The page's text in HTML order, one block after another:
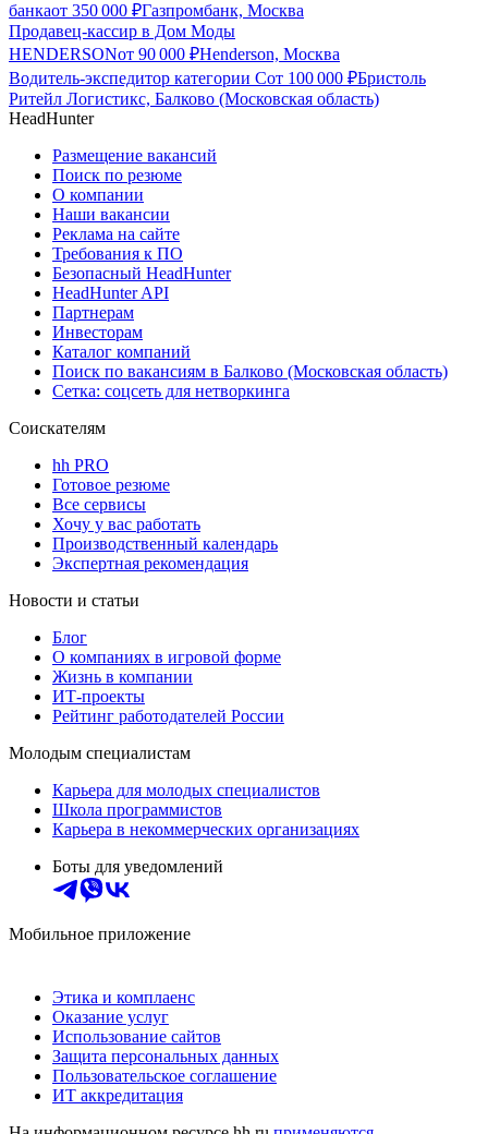
банкаот 350 000 ₽Газпромбанк, Москва
Продавец-кассир в Дом Моды
HENDERSONот 90 000 ₽Henderson, Москва
Водитель-экспедитор категории Сот 100 000 ₽Бристоль
Ритейл Логистикс, Балково (Московская область)
HeadHunter
Размещение вакансий
Поиск по резюме
О компании
Наши вакансии
Реклама на сайте
Требования к ПО
Безопасный HeadHunter
HeadHunter API
Партнерам
Инвесторам
Каталог компаний
Поиск по вакансиям в Балково (Московская область)
Сетка: соцсеть для нетворкинга
Соискателям
hh PRO
Готовое резюме
Все сервисы
Хочу у вас работать
Производственный календарь
Экспертная рекомендация
Новости и статьи
Блог
О компаниях в игровой форме
Жизнь в компании
ИТ-проекты
Рейтинг работодателей России
Молодым специалистам
Карьера для молодых специалистов
Школа программистов
Карьера в некоммерческих организациях
Боты для уведомлений
Мобильное приложение
Этика и комплаенс
Оказание услуг
Использование сайтов
Защита персональных данных
Пользовательское соглашение
ИТ аккредитация